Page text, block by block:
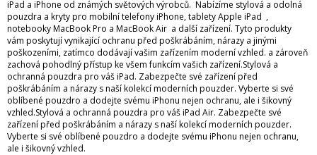
iPad a iPhone od známých světových výrobců. Nabízíme stylová a odolná
pouzdra a kryty pro mobilní telefony iPhone, tablety Apple iPad ,
notebooky MacBook Pro a MacBook Air a další zařízení. Tyto produkty
vám poskytují vynikající ochranu před poškrábáním, nárazy a jinými
poškozeními, zatímco dodávají vašim zařízením moderní vzhled. a zároveň
zachová pohodlný přístup ke všem funkcím vašich zařízení.Stylová a
ochranná pouzdra pro váš iPad. Zabezpečte své zařízení před
poškrábáním a nárazy s naší kolekcí moderních pouzder. Vyberte si své
oblíbené pouzdro a dodejte svému iPhonu nejen ochranu, ale i šikovný
vzhled.Stylová a ochranná pouzdra pro váš iPad Air. Zabezpečte své
zařízení před poškrábáním a nárazy s naší kolekcí moderních pouzder.
Vyberte si své oblíbené pouzdro a dodejte svému iPhonu nejen ochranu,
ale i šikovný vzhled.